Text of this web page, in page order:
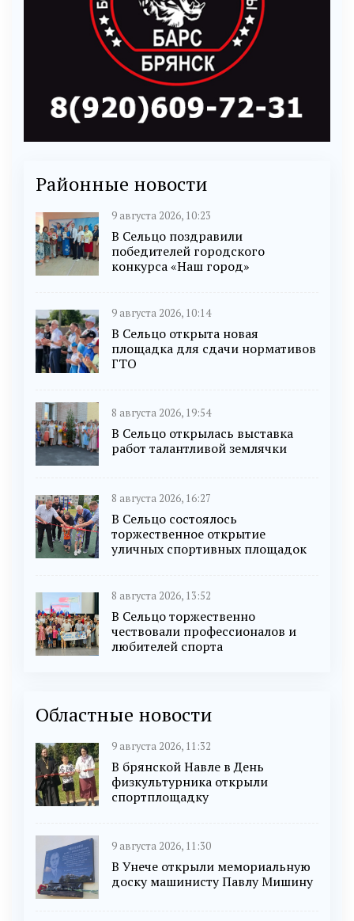
Районные новости
9 августа 2026, 10:23
В Сельцо поздравили
победителей городского
конкурса «Наш город»
9 августа 2026, 10:14
В Сельцо открыта новая
площадка для сдачи нормативов
ГТО
8 августа 2026, 19:54
В Сельцо открылась выставка
работ талантливой землячки
8 августа 2026, 16:27
В Сельцо состоялось
торжественное открытие
уличных спортивных площадок
8 августа 2026, 13:52
В Сельцо торжественно
чествовали профессионалов и
любителей спорта
Областные новости
9 августа 2026, 11:32
В брянской Навле в День
физкультурника открыли
спортплощадку
9 августа 2026, 11:30
В Унече открыли мемориальную
доску машинисту Павлу Мишину